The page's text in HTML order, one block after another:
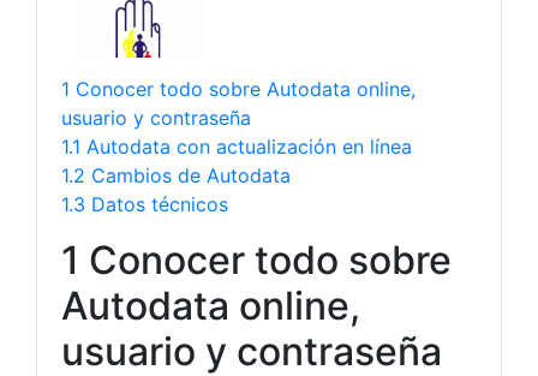
1 Conocer todo sobre Autodata online,
usuario y contraseña
1.1 Autodata con actualización en línea
1.2 Cambios de Autodata
1.3 Datos técnicos
1 Conocer todo sobre
Autodata online,
usuario y contraseña